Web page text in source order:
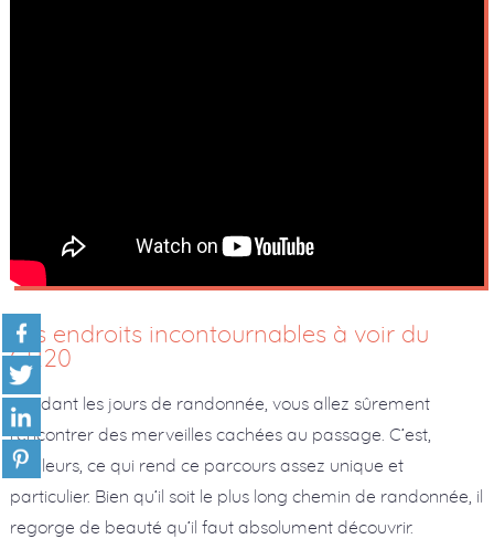
Les endroits incontournables à voir du
GR20
Pendant les jours de randonnée, vous allez sûrement
rencontrer des merveilles cachées au passage. C’est,
d’ailleurs, ce qui rend ce parcours assez unique et
particulier. Bien qu’il soit le plus long chemin de randonnée, il
regorge de beauté qu’il faut absolument découvrir.